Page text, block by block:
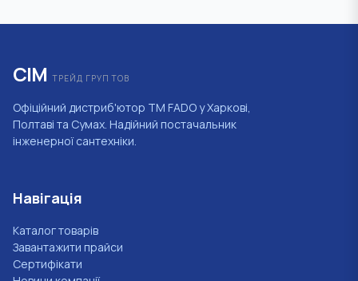
СІМ ТРЕЙД ГРУП ТОВ
Офіційний дистриб'ютор ТМ FADO у Харкові,
Полтаві та Сумах. Надійний постачальник
інженерної сантехніки.
Навігація
Каталог товарів
Завантажити прайси
Сертифікати